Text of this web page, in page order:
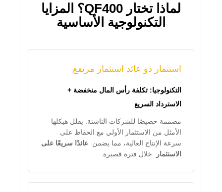
لماذا تختار QF400؟ المزايا
التكنولوجية الأساسية
استثمار ذو عائد استثمار مرتفع
التكنولوجيا: تكلفة رأس المال منخفضة +
الاسترداد السريع
مصممة خصيصًا للشركات الناشئة. يقلل هيكلها
الأمثل من الاستثمار الأولي مع الحفاظ على
سرعة الإنتاج العالية، مما يضمن عائدًا سريعًا على
الاستثمار
خلال فترة قصيرة.